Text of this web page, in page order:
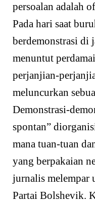
persoalan adalah
Pada hari saat
berdemonstrasi di
menuntut
perjanjian-
meluncurkan
Demonstrasi-
spontan”
mana tuan-tuan
yang berpakaian
jurnalis melempar
Partai Bolshevik.